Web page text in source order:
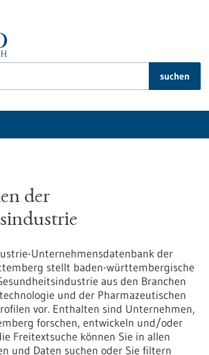
suchen
der
Unternehmensdatenbank der
stellt baden-württembergische
aus den Branchen
und der Pharmazeutischen
vor. Enthalten sind Unternehmen,
forschen, entwickeln und/oder
Freitextsuche können Sie in allen
und Daten suchen oder Sie filtern